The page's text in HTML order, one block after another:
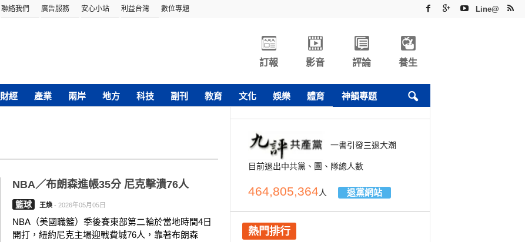
聯絡我們 廣告服務 安心小站 利益台灣 數位專題 Line@
訂報 影音 評論 養生
財經 產業 兩岸 地方 科技 副刊 教育 文化 娛樂 體育 神韻專題
NBA／布朗森進帳35分 尼克擊潰76人
籃球 王煥 - 2026年05月05日
NBA（美國職籃）季後賽東部第二輪於當地時間4日
開打，紐約尼克主場迎戰費城76人，靠著布朗森
一書引發三退大潮
目前退出中共黨、團、隊總人數
464,805,364人 退黨網站
熱門排行